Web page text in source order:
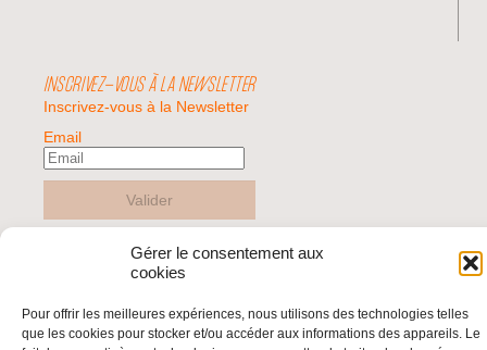
Gérer le consentement aux
cookies
Pour offrir les meilleures expériences, nous utilisons des technologies telles
que les cookies pour stocker et/ou accéder aux informations des appareils. Le
INSCRIVEZ-VOUS À LA NEWSLETTER
Inscrivez-vous à la Newsletter
Email
Valider
© 2026 | BDS France | Boycott Désinvestissement Sanctions, la réponse